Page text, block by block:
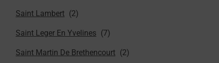
Saint Lambert
Saint Leger En Yvelines
Saint Martin De Brethencourt